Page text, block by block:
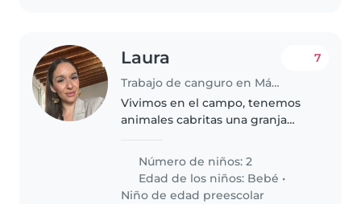
Laura
Trabajo de canguro en Málaga
7
Vivimos en el campo, tenemos
animales cabritas una granja
mediodías/ tardes en el mes de
julio que pueda compaginarlo
con el campamento de verano
Número de niños: 2
Edad de los niños: Bebé •
Niño de edad preescolar